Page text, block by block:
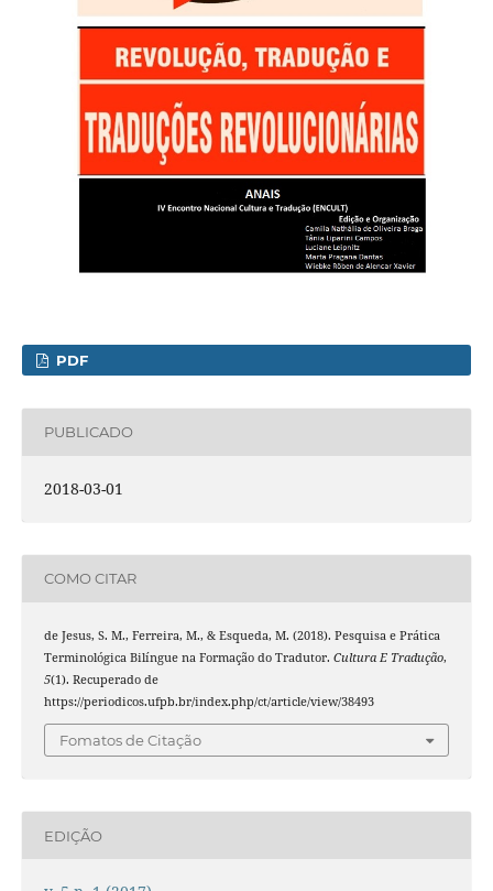
PDF
PUBLICADO
2018-03-01
COMO CITAR
de Jesus, S. M., Ferreira, M., & Esqueda, M. (2018). Pesquisa e Prática
Terminológica Bilíngue na Formação do Tradutor. Cultura E Tradução,
5(1). Recuperado de
https://periodicos.ufpb.br/index.php/ct/article/view/38493
Fomatos de Citação
EDIÇÃO